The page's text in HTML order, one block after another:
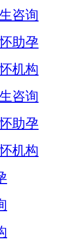
咨询
助孕
机构
咨询
助孕
机构